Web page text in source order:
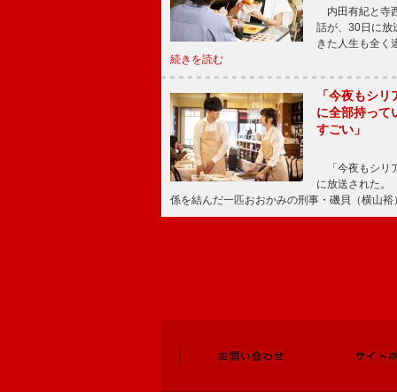
内田有紀と寺
話が、30日に
きた人生も全く
続きを読む
「今夜もシ
に全部持って
すごい」
「今夜もシリ
に放送された。
係を結んだ一匹おおかみの刑事・磯貝（横山